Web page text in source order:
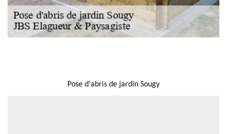
Pose d'abris de jardin Sougy